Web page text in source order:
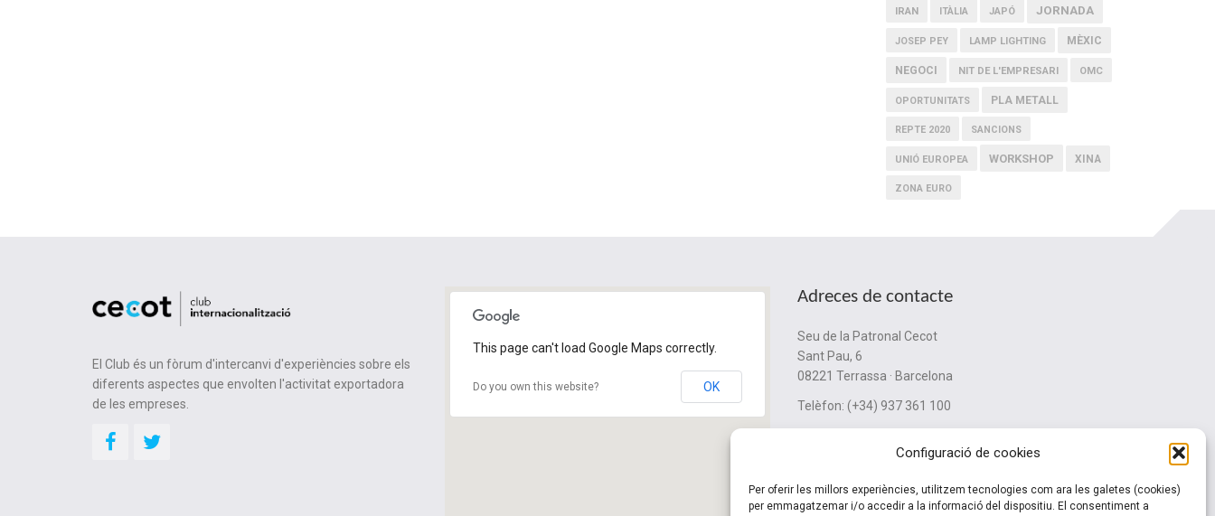
Configuració de cookies
Per oferir les millors experiències, utilitzem tecnologies com ara les galetes (cookies)
per emmagatzemar i/o accedir a la informació del dispositiu. El consentiment a
IRAN ITÀLIA JAPÓ JORNADA
JOSEP PEY LAMP LIGHTING MÈXIC
NEGOCI NIT DE L'EMPRESARI OMC
OPORTUNITATS PLA METALL
REPTE 2020 SANCIONS
UNIÓ EUROPEA WORKSHOP XINA
ZONA EURO
El Club és un fòrum d'intercanvi d'experiències sobre els
diferents aspectes que envolten l'activitat exportadora
de les empreses.
This page can't load Google Maps correctly.
Do you own this website? OK
Adreces de contacte
Seu de la Patronal Cecot
Sant Pau, 6
08221 Terrassa · Barcelona
Telèfon: (+34) 937 361 100